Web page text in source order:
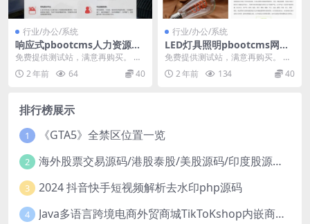
行业/办公/系统
响应式pbootcms人力资源网
站模板（自适应手机端）管理
咨询服务公司网站源码下载
免费提供测试站，满意再购买。 模
板默认SQLite数据库，如需Mysql
数据库s...
2 年前 64 40
行业/办公/系统
LED灯具照明pbootcms网站
模板（自适应移动端）LED绿
色照明网站源码下载
免费提供测试站，满意再购买。 模
板演示：http://01.pbootcms.s...
2 年前 134 40
排行榜展示
1 《GTA5》全禁区位置一览
2 海外股票交易源码/港股泰股/美股源码/印度股源码/马拉西亚股票源码/国际股票配资
3 2024 抖音快手短视频解析去水印php源码
4 Java多语言跨境电商外贸商城TikToKshop内嵌商城I商家入驻I一键铺